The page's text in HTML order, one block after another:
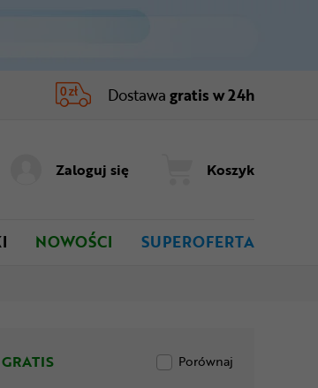
Dostawa gratis w 24h
Zaloguj się Koszyk
NOWOŚCI SUPEROFERTA
Porównaj